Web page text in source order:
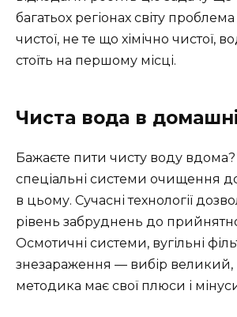
багатьох регіонах світу
чистої, не те що хімічно чистої,
стоїть на першому місці.
Чиста вода в
Бажаєте пити чисту воду вдома?
спеціальні системи очищення
в цьому. Сучасні технології
рівень забруднень до
Осмотичні системи, вугільні
знезараження — вибір великий,
методика має свої плюси і